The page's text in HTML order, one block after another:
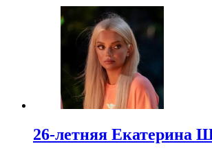
26-летняя Екатерина